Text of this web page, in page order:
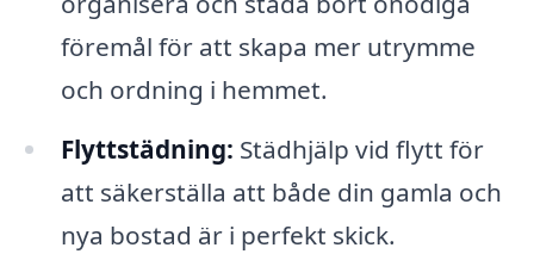
föremål för att skapa mer utrymme
och ordning i hemmet.
Flyttstädning: Städhjälp vid flytt för
att säkerställa att både din gamla och
nya bostad är i perfekt skick.